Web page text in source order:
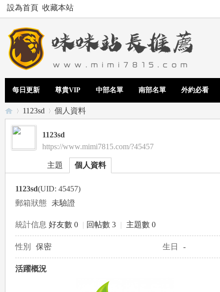
設為首頁 收藏本站
每日更新 尊貴VIP 中部名單 南部名單 外約必看
Te›
1123sd 個人資料
1123sd
https://www.mimi7815.com/?45457
主題 個人資料
1123sd(UID: 45457)
郵箱狀態
未驗證
統計信息 好友數 0 | 回帖數 3 | 主題數 0
性別 保密 生日 -
活躍概況